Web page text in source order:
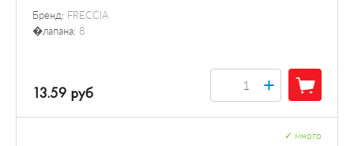
Бренд: FRECCIA
�лапана: 8
13.59 руб +
много